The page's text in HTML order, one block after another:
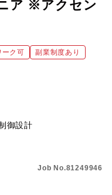
ア ※アクセン
ーク可 副業制度あり
御設計
Job No.81249946